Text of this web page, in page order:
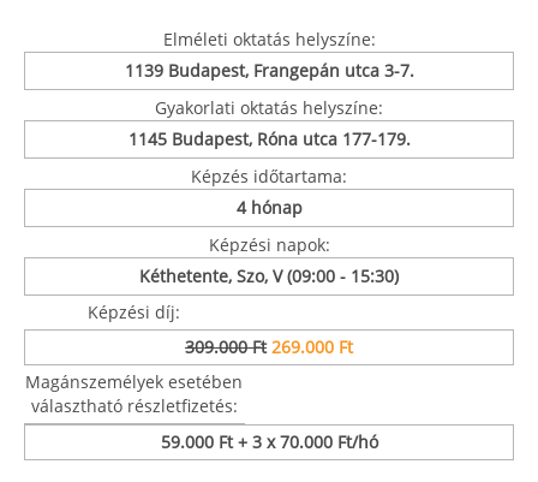
Elméleti oktatás helyszíne:
1139 Budapest, Frangepán utca 3-7.
Gyakorlati oktatás helyszíne:
1145 Budapest, Róna utca 177-179.
Képzés időtartama:
4 hónap
Képzési napok:
Kéthetente, Szo, V (09:00 - 15:30)
Képzési díj:
309.000 Ft 269.000 Ft
Magánszemélyek esetében
választható részletfizetés:
59.000 Ft + 3 x 70.000 Ft/hó